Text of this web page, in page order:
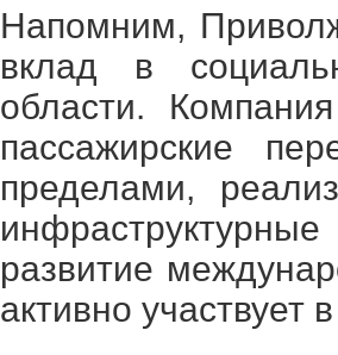
Напомним,
вклад в
области.
пассажирские
пределами,
развитие
активно участвует